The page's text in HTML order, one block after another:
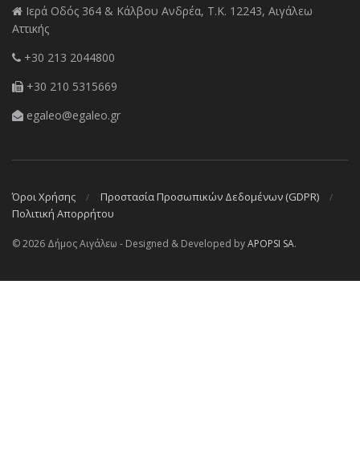
Ιερά Οδός 364 & Κάλβου Ανδρέα, Τ.Κ. 12243, Αιγάλεω
Αττικής
+30 213 2044800
+30 210 5315669
egaleo@egaleo.gr
Όροι Χρήσης
Προστασία Προσωπικών Δεδομένων (GDPR)
Πολιτική Απορρήτου
© 2026 Δήμος Αιγάλεω - Designed & Developed byAPOPSI SA.